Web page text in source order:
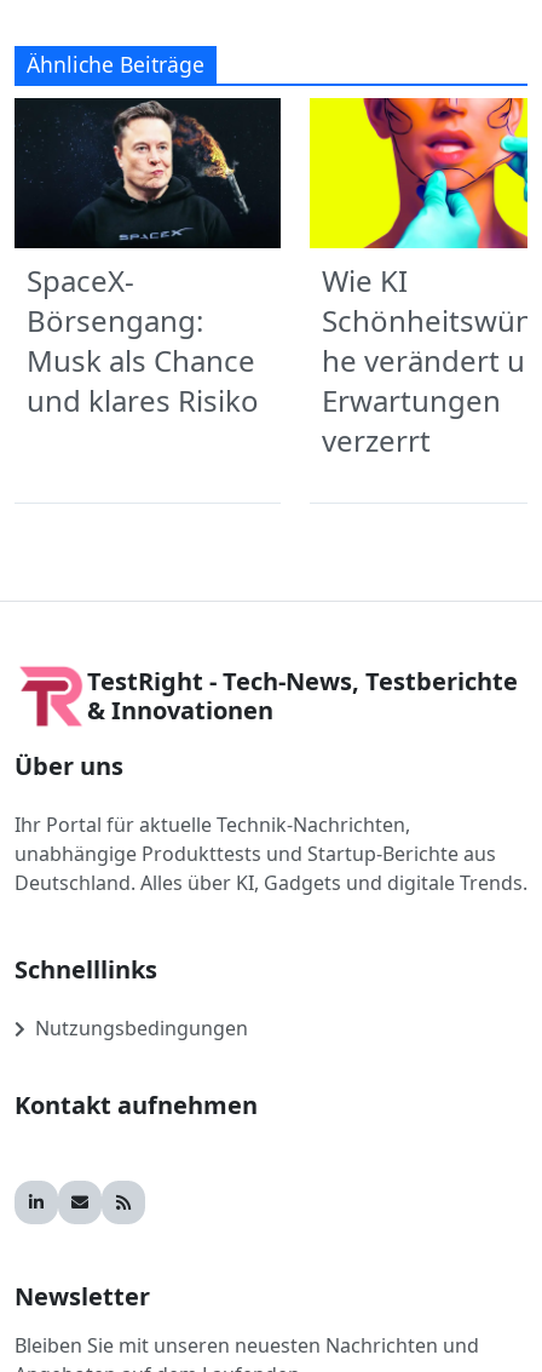
Ähnliche Beiträge
SpaceX-
Börsengang:
Musk als Chance
und klares Risiko
Wie KI
he verändert
Erwartungen
verzerrt
TestRight - Tech-News, Testberichte
& Innovationen
Über uns
Ihr Portal für aktuelle Technik-Nachrichten,
unabhängige Produkttests und Startup-Berichte aus
Deutschland. Alles über KI, Gadgets und digitale Trends.
Schnelllinks
Nutzungsbedingungen
Kontakt aufnehmen
Newsletter
Bleiben Sie mit unseren neuesten Nachrichten und